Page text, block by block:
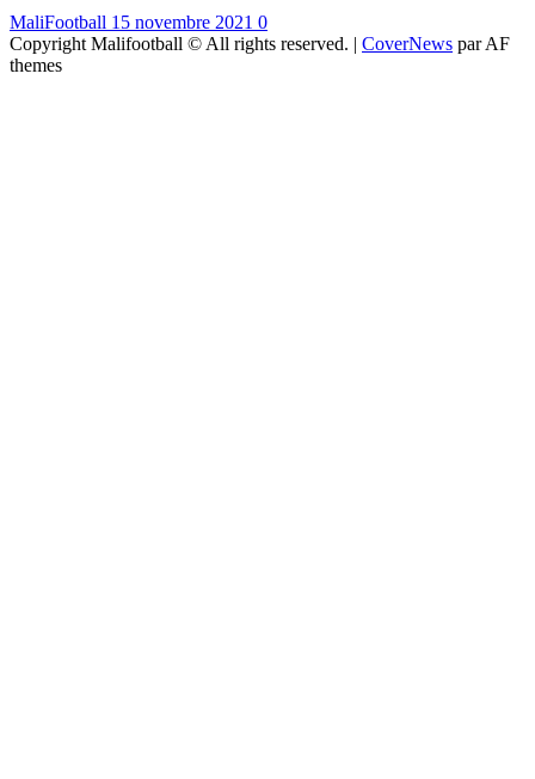
MaliFootball 15 novembre 2021 0
Copyright Malifootball © All rights reserved. | CoverNews par AF
themes